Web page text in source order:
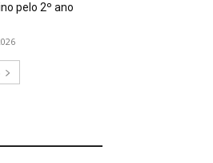
pelo 2º ano